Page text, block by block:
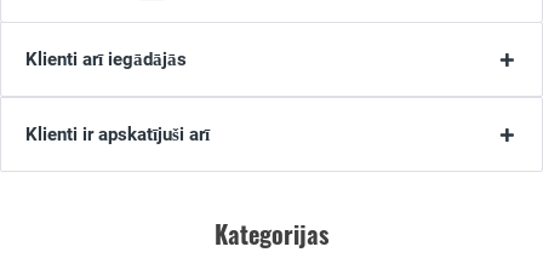
Klienti arī iegādājās
Klienti ir apskatījuši arī
Kategorijas